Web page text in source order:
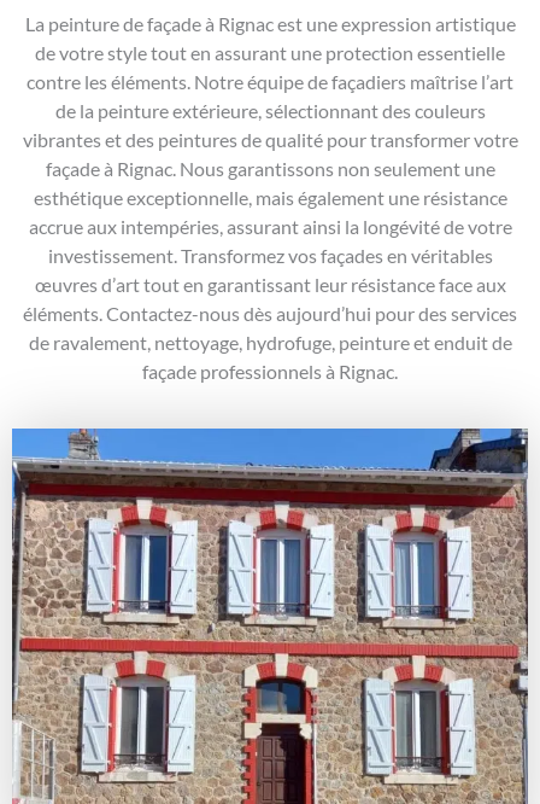
La peinture de façade à Rignac est une expression artistique
de votre style tout en assurant une protection essentielle
contre les éléments. Notre équipe de façadiers maîtrise l’art
de la peinture extérieure, sélectionnant des couleurs
vibrantes et des peintures de qualité pour transformer votre
façade à Rignac. Nous garantissons non seulement une
esthétique exceptionnelle, mais également une résistance
accrue aux intempéries, assurant ainsi la longévité de votre
investissement. Transformez vos façades en véritables
œuvres d’art tout en garantissant leur résistance face aux
éléments. Contactez-nous dès aujourd’hui pour des services
de ravalement, nettoyage, hydrofuge, peinture et enduit de
façade professionnels à Rignac.